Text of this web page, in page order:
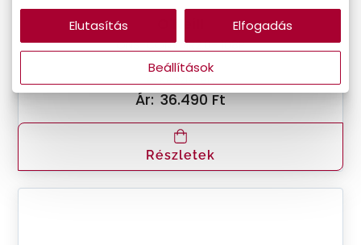
ONS-CONVAIR2.0- 108P
Készleten
Ár: 36.490 Ft
Részletek
Beállítások
Elutasítás Elfogadás